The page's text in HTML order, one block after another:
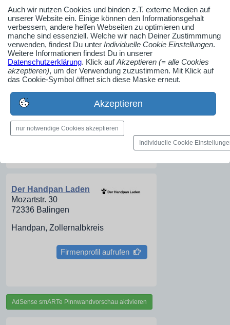
Neue Firmeneinträge
Herzlich Willkommen
Wedding Loft
Hoheneichstraße 2
75217 Birkenfeld
Brautmode,
Brautkleider, Brautmodengeschäft,
Enzkreis, Karlsruhe, Baden-
Württemberg
Der Handpan Laden
Mozartstr. 30
72336 Balingen
Handpan, Zollernalbkreis
Firmenprofil aufrufen
AdSense smARTe Pinnwandvorschau aktivieren
Auch wir nutzen Cookies und binden z.T. externe Medien auf
unserer Website ein. Einige können den Informationsgehalt
verbessern, andere helfen Webseiten zu optimieren und
manche sind essenziell. Welche wir nach Deiner Zustimmmung
verwenden, findest Du unter Individuelle Cookie Einstellungen.
Weitere Informationen findest Du in unserer
Datenschutzerklärung. Klick aufAkzeptieren (= alle Cookies
akzeptieren), um der Verwendung zuzustimmen. Mit Klick auf
das Cookie-Symbol öffnet sich diese Maske erneut.
Akzeptieren
nur notwendige Cookies akzeptieren
Individuelle Cookie